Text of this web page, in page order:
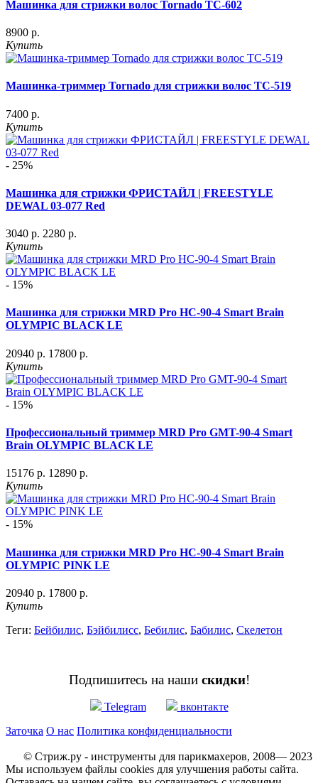
Машинка для стрижки волос Tornado ТС-602
8900 р.
Купить
Машинка-триммер Tornado для стрижки волос ТС-519
7400 р.
Купить
- 25%
Машинка для стрижки ФРИСТАЙЛ | FREESTYLE
DEWAL 03-077 Red
3040 р. 2280 р.
Купить
- 15%
Машинка для стрижки MRD Pro HC-90-4 Smart Brain
OLYMPIC BLACK LE
20940 р. 17800 р.
Купить
- 15%
Профессиональный триммер MRD Pro GMT-90-4 Smart
Brain OLYMPIC BLACK LE
15176 р. 12890 р.
Купить
- 15%
Машинка для стрижки MRD Pro HC-90-4 Smart Brain
OLYMPIC PINK LE
20940 р. 17800 р.
Купить
Теги: Бейбилис, Бэйбилисс, Бебилис, Бабилис, Скелетон
Подпишитесь на наши скидки!
Telegram
вконтакте
Заточка О нас Политика конфиденциальности
© Стриж.ру - инструменты для парикмахеров, 2008— 2023
Мы используем файлы cookies для улучшения работы сайта.